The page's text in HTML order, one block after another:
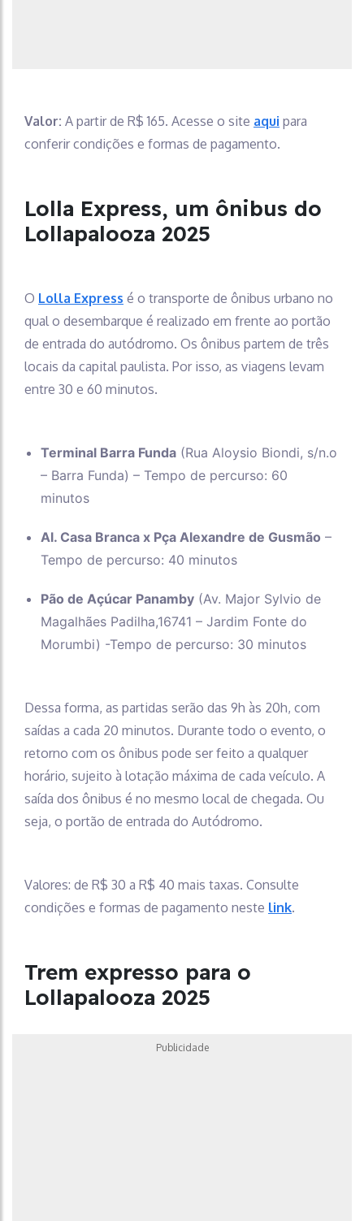
Valor: A partir de R$ 165. Acesse o site aqui para
conferir condições e formas de pagamento.
Lolla Express, um ônibus do
Lollapalooza 2025
O Lolla Express é o transporte de ônibus urbano no
qual o desembarque é realizado em frente ao portão
de entrada do autódromo. Os ônibus partem de três
locais da capital paulista. Por isso, as viagens levam
entre 30 e 60 minutos.
Terminal Barra Funda (Rua Aloysio Biondi, s/n.o
– Barra Funda) – Tempo de percurso: 60
minutos
Al. Casa Branca x Pça Alexandre de Gusmão –
Tempo de percurso: 40 minutos
Pão de Açúcar Panamby (Av. Major Sylvio de
Magalhães Padilha,16741 – Jardim Fonte do
Morumbi) -Tempo de percurso: 30 minutos
Dessa forma, as partidas serão das 9h às 20h, com
saídas a cada 20 minutos. Durante todo o evento, o
retorno com os ônibus pode ser feito a qualquer
horário, sujeito à lotação máxima de cada veículo. A
saída dos ônibus é no mesmo local de chegada. Ou
seja, o portão de entrada do Autódromo.
Valores: de R$ 30 a R$ 40 mais taxas. Consulte
condições e formas de pagamento neste link.
Trem expresso para o
Lollapalooza 2025
Publicidade